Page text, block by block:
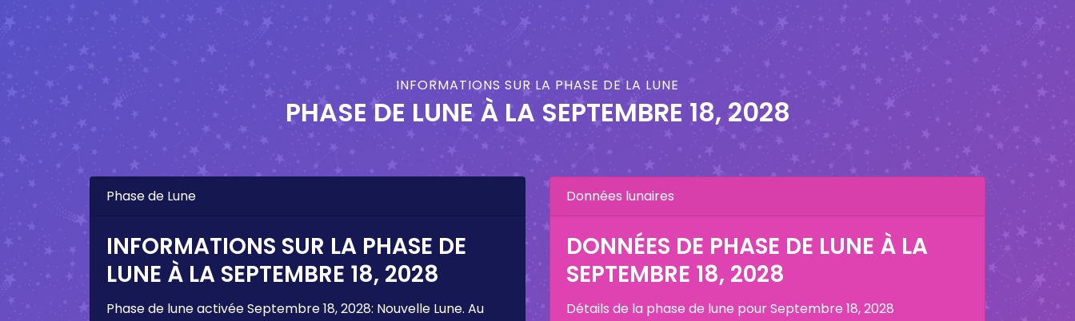
INFORMATIONS SUR LA PHASE DE LA LUNE
PHASE DE LUNE À LA SEPTEMBRE 18, 2028
Phase de Lune
INFORMATIONS SUR LA PHASE DE
LUNE À LA SEPTEMBRE 18, 2028
Phase de lune activéeSeptembre 18, 2028: Nouvelle Lune. Au
Données lunaires
DONNÉES DE PHASE DE LUNE À LA
SEPTEMBRE 18, 2028
Détails de la phase de lune pourSeptembre 18, 2028